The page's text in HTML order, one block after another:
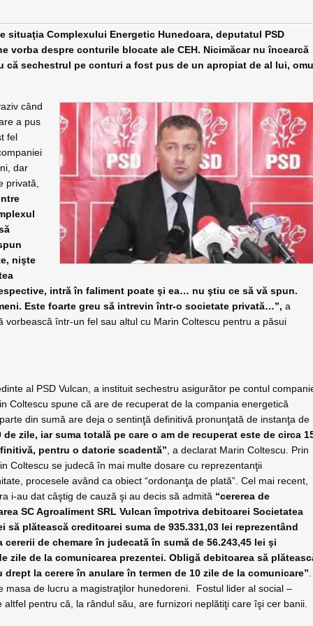
Complexului Energetic Hunedoara, deputatul PSD
vorba despre conturile blocate ale CEH. Nicimăcar nu încearcă
că sechestrul pe conturi a fost pus de un apropiat de al lui,
când
a pus
fel
dar
privată,
nişte
intră în faliment poate şi ea… nu ştiu ce să vă spun.
Este foarte greu să intrevin într-o societate privată…”, a
într-un fel sau altul cu Marin Coltescu pentru a păsui
al PSD Vulcan, a instituit sechestru asigurător pe contul
Coltescu spune că are de recuperat de la compania energetică
din sumă are deja o sentinţă definitivă pronunţată de instanţa de
zile, iar suma totală pe care o am de recuperat este de circa
pentru o datorie scadentă” , a declarat Marin Coltescu. Prin
Coltescu se judecă în mai multe dosare cu reprezentanţii
procesele având ca obiect “ordonanţa de plată”. Cel mai recent,
i-au dat câştig de cauză şi au decis să admită “cererea de
SC Agroaliment SRL Vulcan împotriva debitoarei Societatea
plătească creditoarei suma de 935.331,03 lei reprezentând
de chemare în judecată în sumă de 56.243,45 lei şi
zile de la comunicarea prezentei. Obligă debitoarea să
la cerere în anulare în termen de 10 zile de la comunicare”
de lucru a magistraţilor hunedoreni. Fostul lider al social –
pentru că, la rândul său, are furnizori neplătiţi care îşi cer banii.